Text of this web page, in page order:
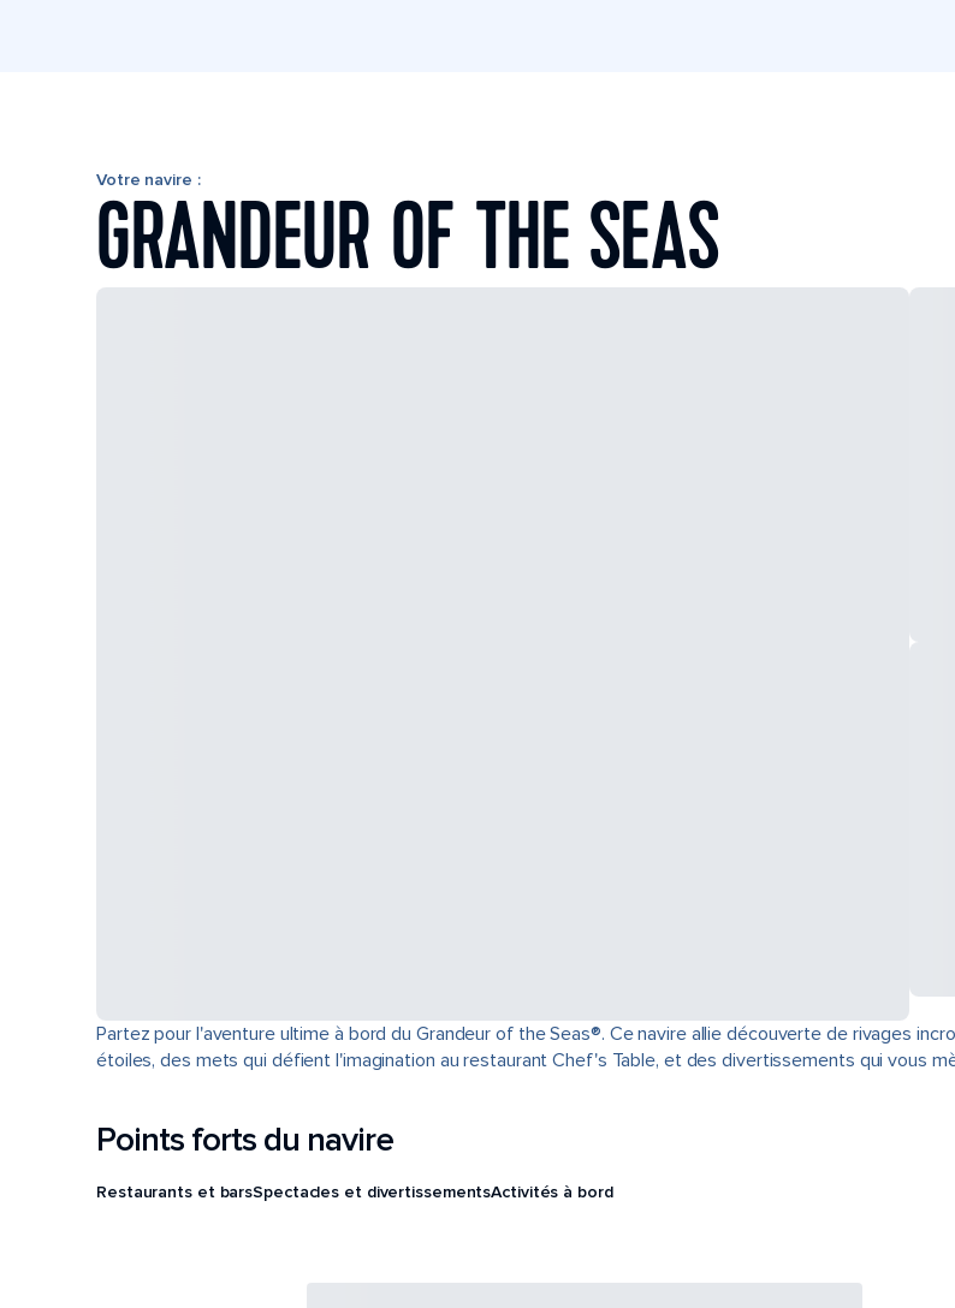
Votre navire :
GRANDEUR OF THE SEAS
Partez pour l'aventure ultime à bord du Grandeur of the Seas®. Ce navire allie découverte de rivages
étoiles, des mets qui défient l'imagination au restaurant Chef's Table, et des divertissements qui vous
Points forts du navire
Restaurants et barsSpectacles et divertissementsActivités à bord